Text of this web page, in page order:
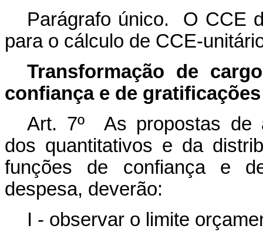
Parágrafo único. O CCE
para o cálculo de CCE-
Transformação de
confiança e de gratificações
Art. 7º As propostas de
dos quantitativos e da
funções de confiança e
despesa, deverão:
I - observar o limite